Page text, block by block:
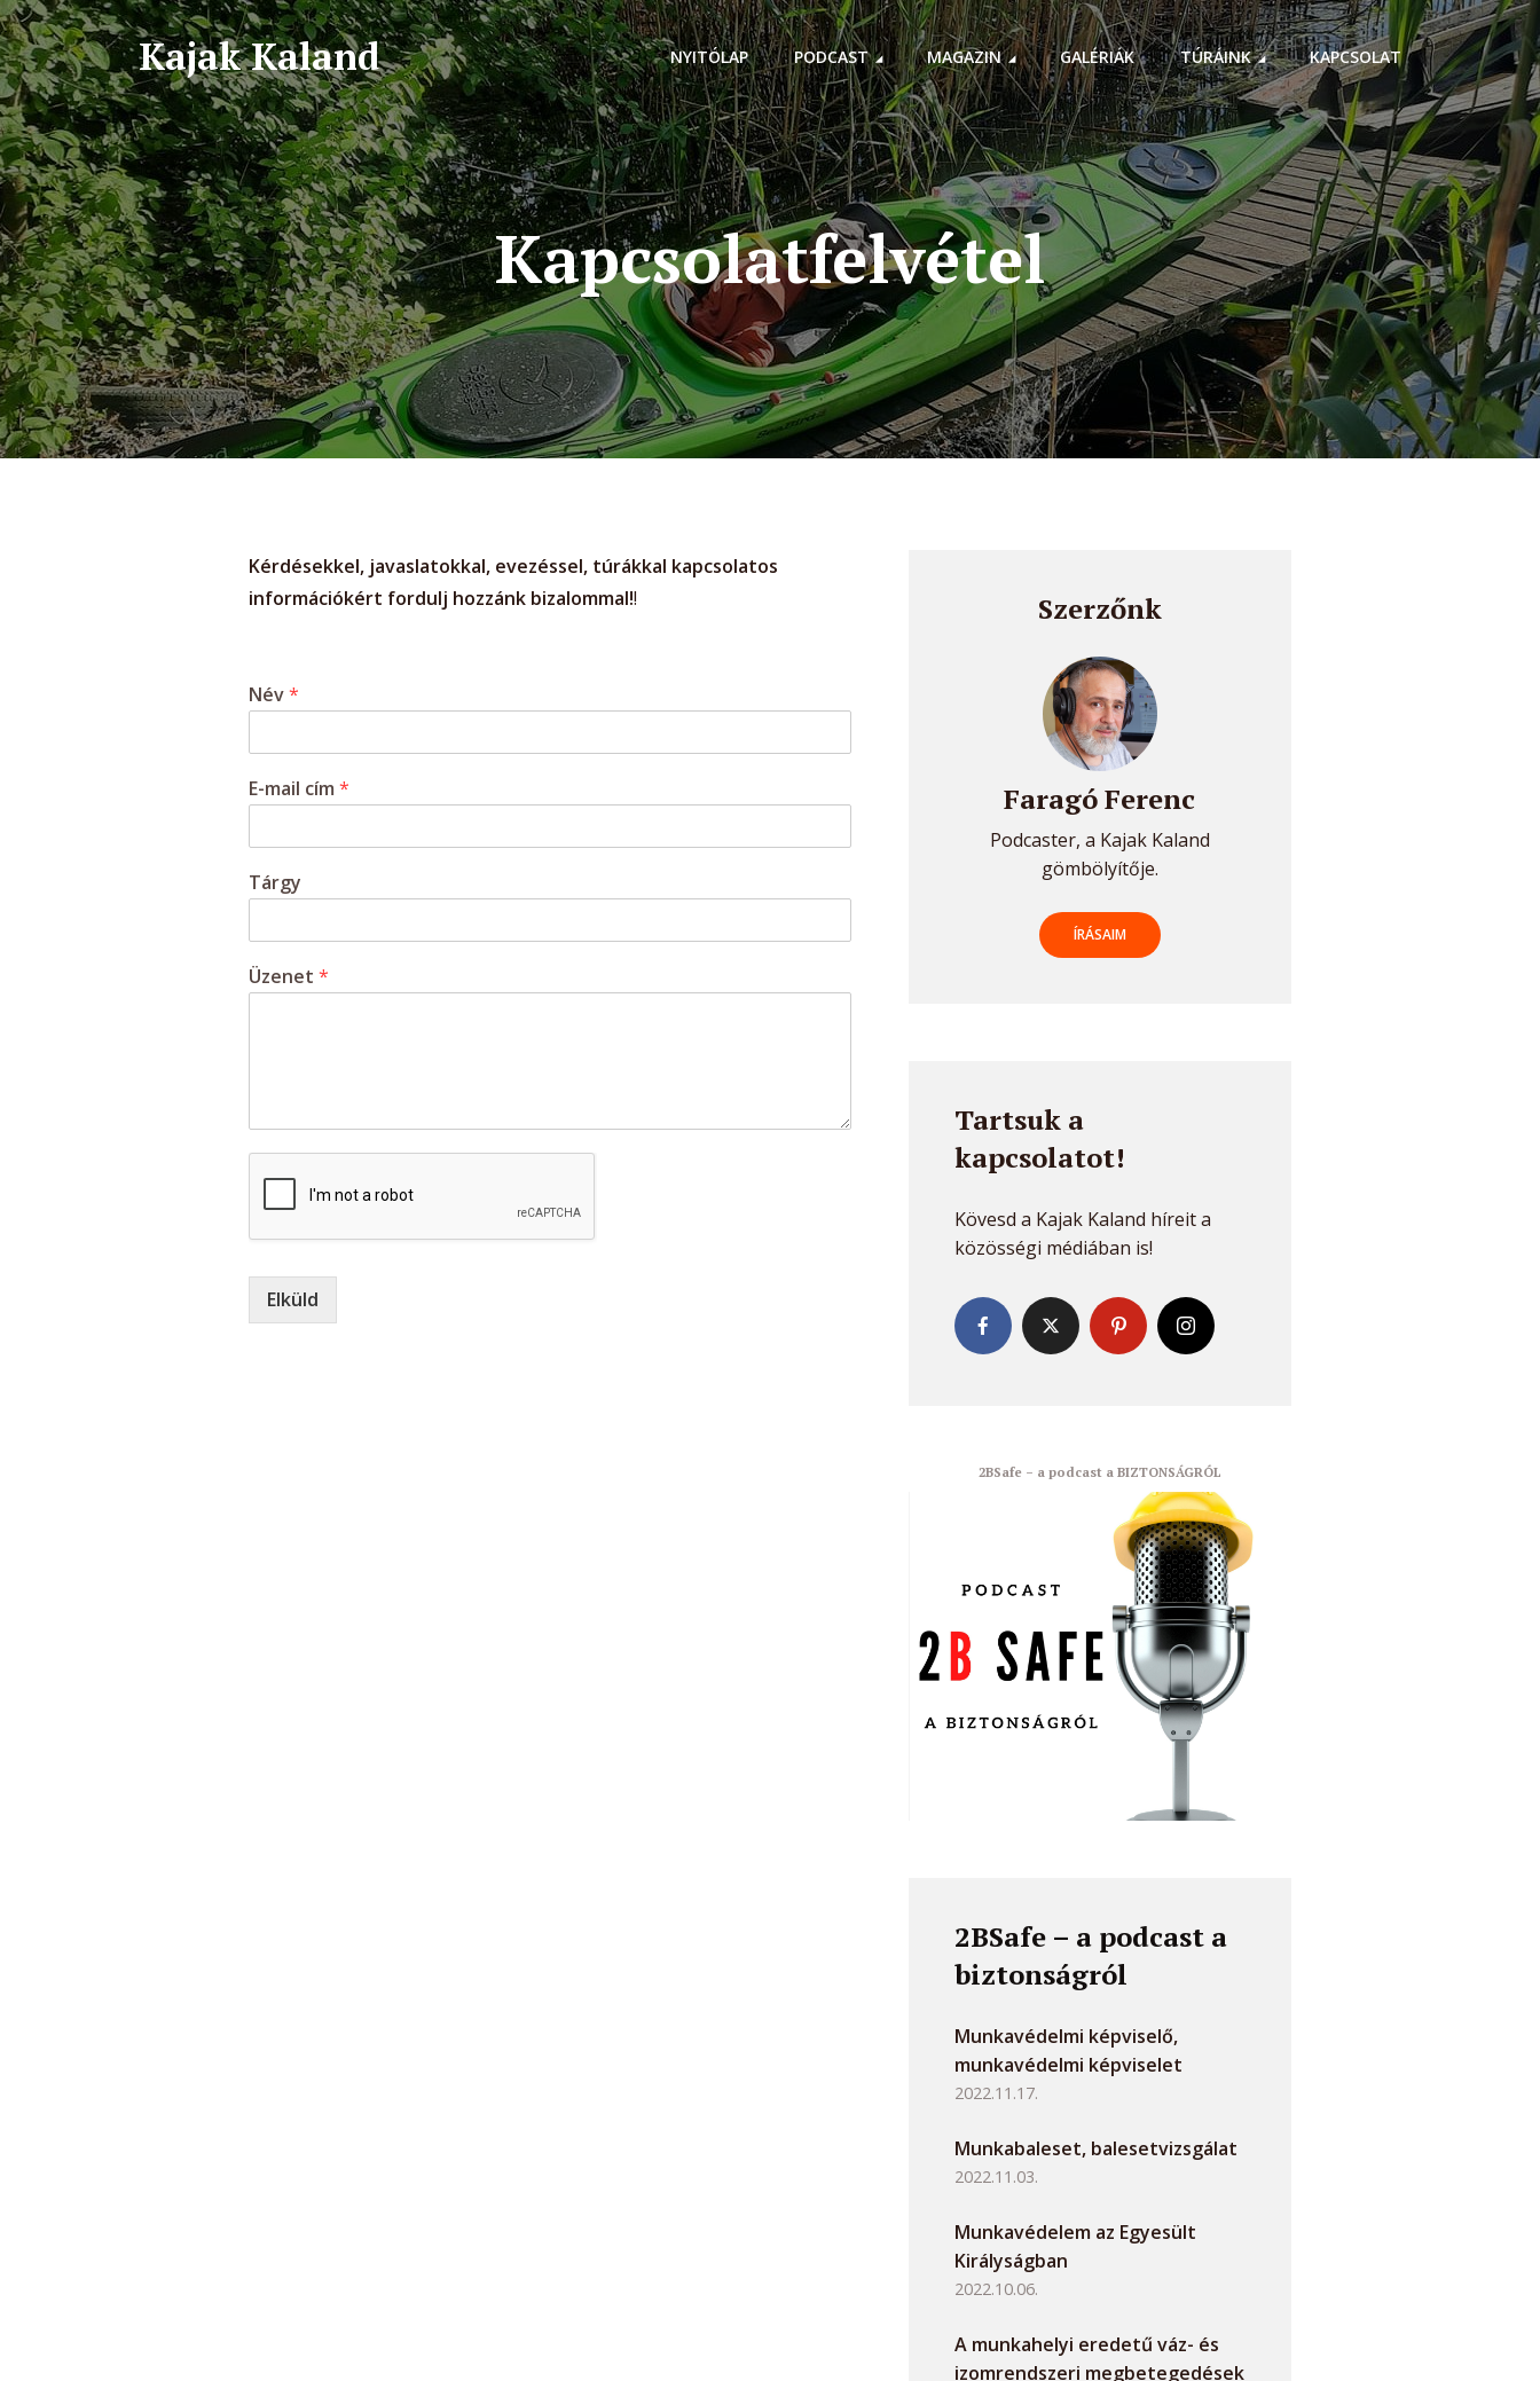
Kajak Kaland NYITÓLAP PODCAST MAGAZIN GALÉRIÁK TÚRÁINK KAPCSOLAT
Kapcsolatfelvétel
Kérdésekkel, javaslatokkal, evezéssel, túrákkal kapcsolatos
információkért fordulj hozzánk bizalommal!!
Név*
E-mail cím *
Tárgy
Üzenet *
Elküld
Szerzőnk
Faragó Ferenc
Podcaster, a Kajak Kaland
gömbölyítője.
ÍRÁSAIM
Tartsuk a
kapcsolatot!
Kövesd a Kajak Kaland híreit a
közösségi médiában is!
2BSafe – a podcast a BIZTONSÁGRÓL
2BSafe – a podcast a
biztonságról
Munkavédelmi képviselő,
munkavédelmi képviselet
2022.11.17.
Munkabaleset, balesetvizsgálat
2022.11.03.
Munkavédelem az Egyesült
Királyságban
2022.10.06.
A munkahelyi eredetű váz- és
izomrendszeri megbetegedések